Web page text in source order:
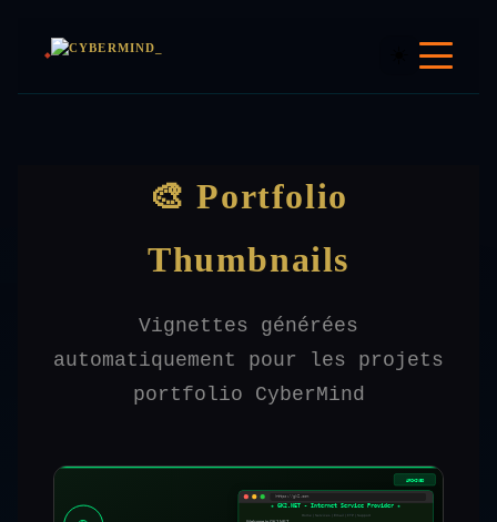
🎨 Portfolio
Thumbnails
Vignettes générées
automatiquement pour les projets
portfolio CyberMind